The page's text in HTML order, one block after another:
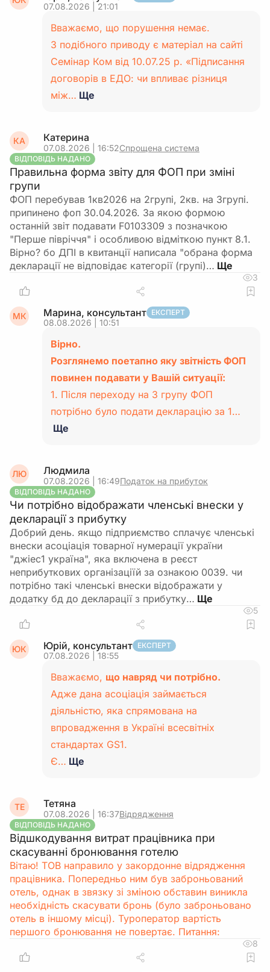
07.08.2026 | 21:01
Вважаємо, що порушення немає.
З подібного приводу є матеріал на сайті
Семінар Ком від 10.07.25 р. «Підписання
договорів в ЕДО: чи впливає різниця
між… Ще
КА Катерина
07.08.2026 | 16:52Спрощена система
ВІДПОВІДЬ НАДАНО
Правильна форма звіту для ФОП при зміні
групи
ФОП перебував 1кв2026 на 2групі, 2кв. на 3групі.
припинено фоп 30.04.2026. За якою формою
останній звіт подавати F0103309 з позначкою
"Перше півріччя" і особливою відміткою пункт 8.1.
Вірно? бо ДПІ в квитанції написала "обрана форма
декларації не відповідає категорії (групі)…
3
МК Марина, консультант ЕКСПЕРТ
08.08.2026 | 10:51
Вірно.
Розглянемо поетапно яку звітність ФОП
повинен подавати у Вашій ситуації:
1. Після переходу на 3 групу ФОП
потрібно було подати декларацію за 1…
Ще
ЛЮ Людмила
07.08.2026 | 16:49Податок на прибуток
ВІДПОВІДЬ НАДАНО
Чи потрібно відображати членські внески у
декларації з прибутку
Добрий день. якщо підприємство сплачує членські
внески асоціація товарної нумерації україни
"джіес1 україна", яка включена в реєст
неприбуткових організаціїй за ознакою 0039. чи
потрібно такі членські внески відображати у
додатку бд до декларації з прибутку…
5
ЮК Юрій, консультант ЕКСПЕРТ
07.08.2026 | 18:55
Вважаємо, що навряд чи потрібно.
Адже дана асоціація займається
діяльністю, яка спрямована на
впровадження в Україні всесвітніх
стандартах GS1.
Є… Ще
ТЕ Тетяна
07.08.2026 | 16:37Відрядження
ВІДПОВІДЬ НАДАНО
Відшкодування витрат працівника при
скасуванні бронювання готелю
Вітаю! ТОВ направило у закордонне відрядження
працівника. Попередньо ним був заброньований
отель, однак в звязку зі зміною обставин виникла
необхідність скасувати бронь (було заброньовано
отель в іншому місці). Туроператор вартість
першого бронювання не повертає. Питання:
8